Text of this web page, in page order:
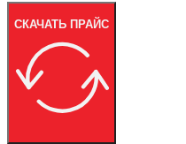
СКАЧАТЬ ПРАЙС